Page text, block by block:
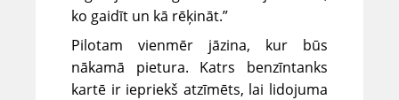
ko gaidīt un kā rēķināt.”
Pilotam vienmēr jāzina, kur būs
nākamā pietura. Katrs benzīntanks
kartē ir iepriekš atzīmēts, lai lidojuma